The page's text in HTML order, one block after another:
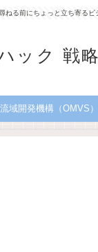
ねる前にちょっと立ち寄るビ
ック 戦
域開発機構（OMVS